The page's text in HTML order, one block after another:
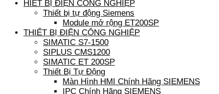
HIẾT BỊ ĐIỆN CÔNG NGHIỆP
Thiết bị tự động Siemens
Module mở rộng ET200SP
THIẾT BỊ ĐIỆN CÔNG NGHIỆP
SIMATIC S7-1500
SIPLUS CMS1200
SIMATIC ET 200SP
Thiết Bị Tự Động
Màn Hình HMI Chính Hãng SIEMENS
IPC Chính Hãng SIEMENS